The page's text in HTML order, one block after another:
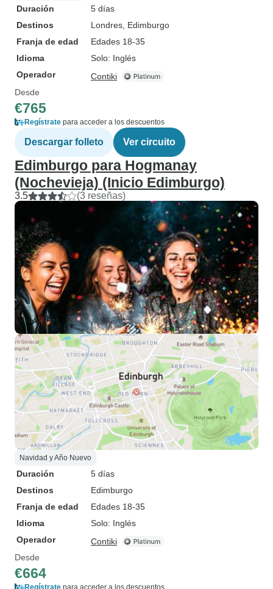
Duración
5 días
Destinos
Londres , Edimburgo
Franja de edad
Edades 18-35
Idioma
Solo: Inglés
Operador
Contiki
Desde
€765
Regístrate para acceder a los descuentos
Descargar folleto Ver circuito
Edimburgo para Hogmanay
(Nochevieja) (Inicio Edimburgo)
3.5 (3 reseñas)
Navidad y Año Nuevo
Duración
5 días
Destinos
Edimburgo
Franja de edad
Edades 18-35
Idioma
Solo: Inglés
Operador
Contiki
Desde
€664
Regístrate para acceder a los descuentos